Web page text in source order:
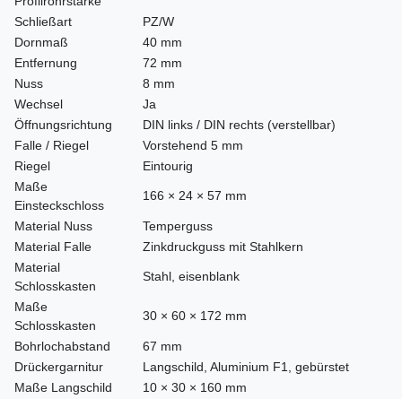
Schließart
PZ/W
Dornmaß
40 mm
Entfernung
72 mm
Nuss
8 mm
Wechsel
Ja
Öffnungsrichtung
DIN links / DIN rechts (verstellbar)
Falle / Riegel
Vorstehend 5 mm
Riegel
Eintourig
Maße
Einsteckschloss
166 × 24 × 57 mm
Material Nuss
Temperguss
Material Falle
Zinkdruckguss mit Stahlkern
Material
Schlosskasten
Stahl, eisenblank
Maße
Schlosskasten
30 × 60 × 172 mm
Bohrlochabstand
67 mm
Drückergarnitur
Langschild, Aluminium F1, gebürstet
Maße Langschild
10 × 30 × 160 mm